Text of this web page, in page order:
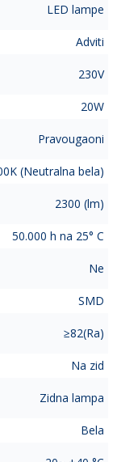
LED lampe
Adviti
230V
20W
Pravougaoni
(Neutralna bela)
2300 (lm)
50.000 h na 25° C
Ne
SMD
≥82(Ra)
Na zid
Zidna lampa
Bela